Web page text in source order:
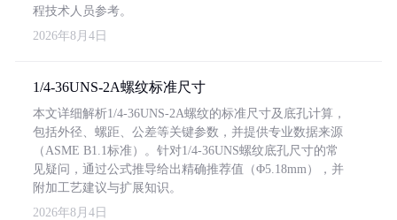
程技术人员参考。
2026年8月4日
1/4-36UNS-2A螺纹标准尺寸
本文详细解析1/4-36UNS-2A螺纹的标准尺寸及底孔计算，
包括外径、螺距、公差等关键参数，并提供专业数据来源
（ASME B1.1标准）。针对1/4-36UNS螺纹底孔尺寸的常
见疑问，通过公式推导给出精确推荐值（Φ5.18mm），并
附加工艺建议与扩展知识。
2026年8月4日